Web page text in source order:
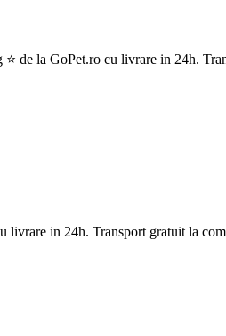
de la GoPet.ro cu livrare in 24h.
livrare in 24h. Transport gratuit la